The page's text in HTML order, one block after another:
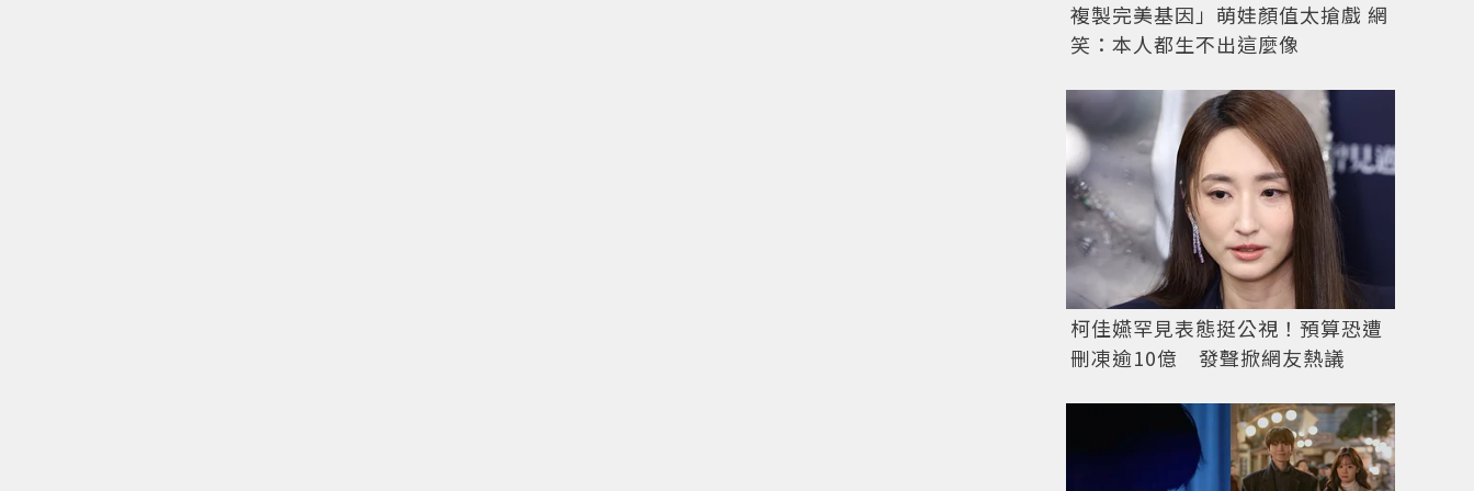
複製完美基因」萌娃顏值太搶戲 網
笑：本人都生不出這麼像
柯佳嬿罕見表態挺公視！預算恐遭
刪凍逾10億 發聲掀網友熱議